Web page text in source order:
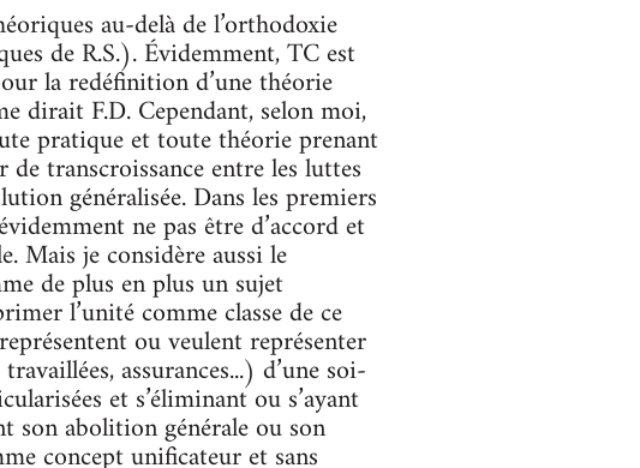
au-delà de l’orthodoxie
de R.S.). Évidemment, TC est
la redéfinition d’une théorie
dirait F.D. Cependant, selon moi,
pratique et toute théorie prenant
transcroissance entre les luttes
généralisée. Dans les premiers
ne pas être d’accord et
Mais je considère aussi le
de plus en plus un sujet
l’unité comme classe de ce
ou veulent représenter
assurances...) d’une soi-
et s’éliminant ou s’ayant
son abolition générale ou son
concept unificateur et sans